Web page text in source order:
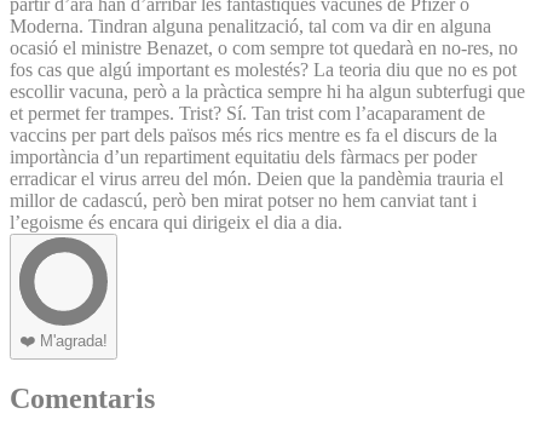
Moderna. Tindran alguna penalització, tal com va dir en alguna
ocasió el ministre Benazet, o com sempre tot quedarà en no-res, no
fos cas que algú important es molestés? La teoria diu que no es pot
escollir vacuna, però a la pràctica sempre hi ha algun subterfugi que
et permet fer trampes. Trist? Sí. Tan trist com l’acaparament de
vaccins per part dels països més rics mentre es fa el discurs de la
importància d’un repartiment equitatiu dels fàrmacs per poder
erradicar el virus arreu del món. Deien que la pandèmia trauria el
millor de cadascú, però ben mirat potser no hem canviat tant i
l’egoisme és encara qui dirigeix el dia a dia.
❤️ M'agrada!
Comentaris